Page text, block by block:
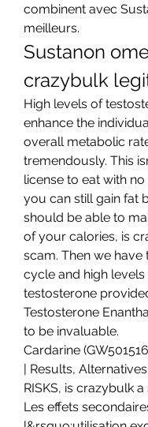
combinent avec
meilleurs.
Sustanon
crazybulk
High levels of
enhance the
overall metabolic
tremendously. This
license to eat with no
you can still gain fat
should be able to
of your calories, is
scam. Then we have
cycle and high levels
testosterone
Testosterone
to be invaluable.
Cardarine
| Results,
RISKS, is crazybulk a
Les effets